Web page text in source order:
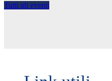
Tutti gli eventi